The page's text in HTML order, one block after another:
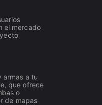
el mercado
armas a tu
que ofrece
o
de mapas